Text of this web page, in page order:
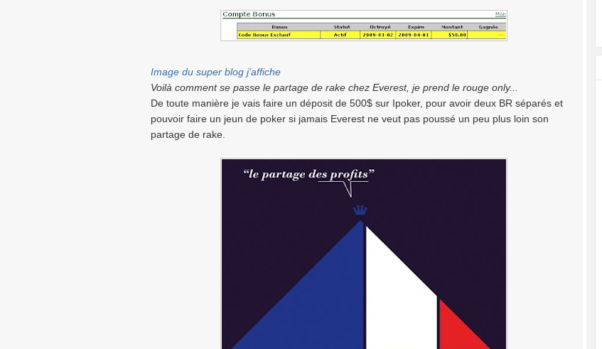
Image du super blog j'affiche
Voilà comment se passe le partage de rake chez Everest, je prend le rouge only...
De toute manière je vais faire un déposit de 500$ sur Ipoker, pour avoir deux BR séparés et
pouvoir faire un jeun de poker si jamais Everest ne veut pas poussé un peu plus loin son
partage de rake.